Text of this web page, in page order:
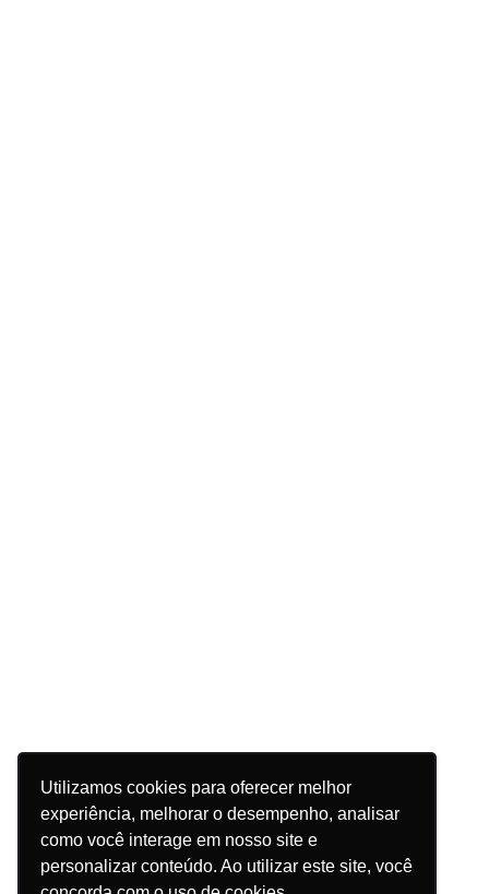
Utilizamos cookies para oferecer melhor
experiência, melhorar o desempenho, analisar
como você interage em nosso site e
personalizar conteúdo. Ao utilizar este site, você